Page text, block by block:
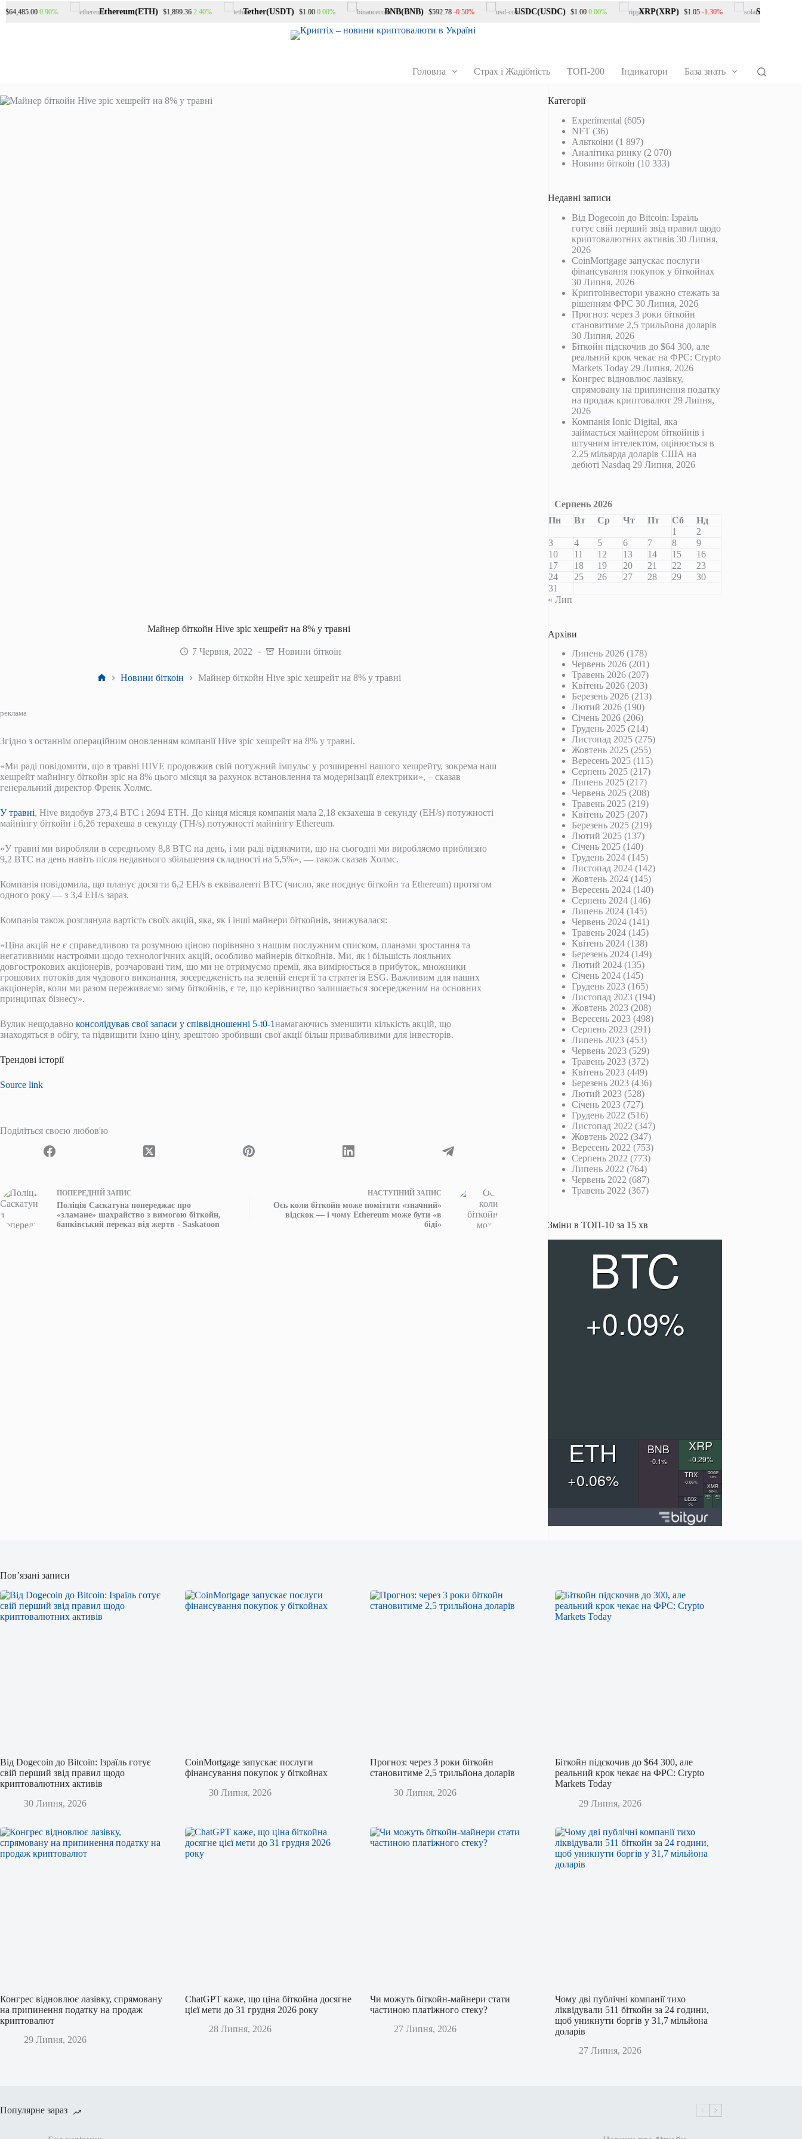
до
0.90% Ethereum(ETH) $1,899.36 2.40% Tether(USDT) $1.00 0.00% BNB(BNB) $592.78 -0.50% USDC(USDC) $1.00 0.00% XRP(XRP) $1.05 -1.30% Solana(SOL)
Головна Страх і Жадібність ТОП-200 Індикатори База знать
Майнер біткойн Hive зріс хешрейт на 8% у травні
7 Червня, 2022 Новини біткоін
Головна
Новини біткоін Майнер біткойн Hive зріс хешрейт на 8% у травні
реклама
Згідно з останнім операційним оновленням компанії Hive зріс хешрейт на 8% у травні.
«Ми раді повідомити, що в травні HIVE продовжив свій потужний імпульс у розширенні нашого хешрейту, зокрема наш
хешрейт майнінгу біткойн зріс на 8% цього місяця за рахунок встановлення та модернізації електрики», – сказав
генеральний директор Френк Холмс.
У травні, Hive видобув 273,4 BTC і 2694 ETH. До кінця місяця компанія мала 2,18 екзахеша в секунду (EH/s) потужності
майнінгу біткойн і 6,26 терахеша в секунду (TH/s) потужності майнінгу Ethereum.
«У травні ми виробляли в середньому 8,8 BTC на день, і ми раді відзначити, що на сьогодні ми виробляємо приблизно
9,2 BTC на день навіть після недавнього збільшення складності на 5,5%», — також сказав Холмс.
Компанія повідомила, що планує досягти 6,2 EH/s в еквіваленті BTC (число, яке поєднує біткойн та Ethereum) протягом
одного року — з 3,4 EH/s зараз.
Компанія також розглянула вартість своїх акцій, яка, як і інші майнери біткойнів, знижувалася:
«Ціна акцій не є справедливою та розумною ціною порівняно з нашим послужним списком, планами зростання та
негативними настроями щодо технологічних акцій, особливо майнерів біткойнів. Ми, як і більшість лояльних
довгострокових акціонерів, розчаровані тим, що ми не отримуємо премії, яка вимірюється в прибуток, множники
грошових потоків для чудового виконання, зосередженість на зеленій енергії та стратегія ESG. Важливим для наших
акціонерів, коли ми разом переживаємо зиму біткойнів, є те, що керівництво залишається зосередженим на основних
принципах бізнесу».
Вулик нещодавно консолідував свої запаси у співвідношенні 5-t0-1намагаючись зменшити кількість акцій, що
знаходяться в обігу, та підвищити їхню ціну, зрештою зробивши свої акції більш привабливими для інвесторів.
Трендові історії
Source link
Поділіться своєю любов'ю
ПОПЕРЕДНІЙ ЗАПИС
Поліція Саскатуна попереджає про
«зламане» шахрайство з вимогою біткойн,
банківський переказ від жертв - Saskatoon
НАСТУПНИЙ ЗАПИС
Ось коли біткойн може помітити «значний»
відскок — і чому Ethereum може бути «в
біді»
Категорії
Experimental (605)
NFT (36)
Альткоіни (1 897)
Аналітика ринку (2 070)
Новини біткоін (10 333)
Недавні записи
Від Dogecoin до Bitcoin: Ізраїль
готує свій перший звід правил щодо
криптовалютних активів 30 Липня,
2026
CoinMortgage запускає послуги
фінансування покупок у біткойнах
30 Липня, 2026
Криптоінвестори уважно стежать за
рішенням ФРС 30 Липня, 2026
Прогноз: через 3 роки біткойн
становитиме 2,5 трильйона доларів
30 Липня, 2026
Біткойн підскочив до $64 300, але
реальний крок чекає на ФРС: Crypto
Markets Today 29 Липня, 2026
Конгрес відновлює лазівку,
спрямовану на припинення податку
на продаж криптовалют 29 Липня,
2026
Компанія Ionic Digital, яка
займається майнером біткойнів і
штучним інтелектом, оцінюється в
2,25 мільярда доларів США на
дебюті Nasdaq 29 Липня, 2026
Серпень 2026
Пн
Вт Ср Чт Пт Сб
Нд
1
2
3
4 5 6 7 8
9
10
11 12 13 14 15
16
17
18 19 20 21 22
23
24
25 26 27 28 29
30
31
« Лип
Архіви
Липень 2026 (178)
Червень 2026 (201)
Травень 2026 (207)
Квітень 2026 (203)
Березень 2026 (213)
Лютий 2026 (190)
Січень 2026 (206)
Грудень 2025 (214)
Листопад 2025 (275)
Жовтень 2025 (255)
Вересень 2025 (115)
Серпень 2025 (217)
Липень 2025 (217)
Червень 2025 (208)
Травень 2025 (219)
Квітень 2025 (207)
Березень 2025 (219)
Лютий 2025 (137)
Січень 2025 (140)
Грудень 2024 (145)
Листопад 2024 (142)
Жовтень 2024 (145)
Вересень 2024 (140)
Серпень 2024 (146)
Липень 2024 (145)
Червень 2024 (141)
Травень 2024 (145)
Квітень 2024 (138)
Березень 2024 (149)
Лютий 2024 (135)
Січень 2024 (145)
Грудень 2023 (165)
Листопад 2023 (194)
Жовтень 2023 (208)
Вересень 2023 (498)
Серпень 2023 (291)
Липень 2023 (453)
Червень 2023 (529)
Травень 2023 (372)
Квітень 2023 (449)
Березень 2023 (436)
Лютий 2023 (528)
Січень 2023 (727)
Грудень 2022 (516)
Листопад 2022 (347)
Жовтень 2022 (347)
Вересень 2022 (753)
Серпень 2022 (773)
Липень 2022 (764)
Червень 2022 (687)
Травень 2022 (367)
Зміни в ТОП-10 за 15 хв
Пов’язані записи
Від Dogecoin до Bitcoin: Ізраїль готує
свій перший звід правил щодо
криптовалютних активів
30 Липня, 2026
CoinMortgage запускає послуги
фінансування покупок у біткойнах
30 Липня, 2026
Прогноз: через 3 роки біткойн
становитиме 2,5 трильйона доларів
30 Липня, 2026
Біткойн підскочив до $64 300, але
реальний крок чекає на ФРС: Crypto
Markets Today
29 Липня, 2026
Конгрес відновлює лазівку, спрямовану
на припинення податку на продаж
криптовалют
29 Липня, 2026
ChatGPT каже, що ціна біткойна досягне
цієї мети до 31 грудня 2026 року
28 Липня, 2026
Чи можуть біткойн-майнери стати
частиною платіжного стеку?
27 Липня, 2026
Чому дві публічні компанії тихо
ліквідували 511 біткойн за 24 години,
щоб уникнути боргів у 31,7 мільйона
доларів
27 Липня, 2026
Популярне зараз